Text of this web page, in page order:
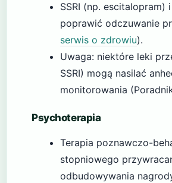
SSRI (np. escitalopram)
poprawić odczuwanie
serwis o zdrowiu).
Uwaga: niektóre leki
SSRI) mogą nasilać
monitorowania
Psychoterapia
Terapia poznawczo-
stopniowego
odbudowywania